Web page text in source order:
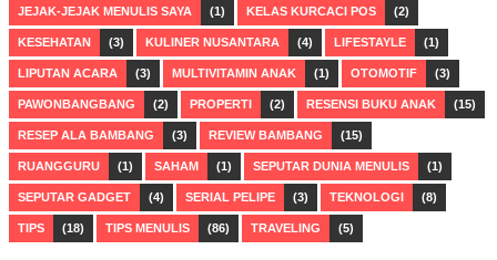
JEJAK-JEJAK MENULIS SAYA (1) KELAS KURCACI POS (2)
KESEHATAN (3) KULINER NUSANTARA (4) LIFESTAYLE (1)
LIPUTAN ACARA (3) MULTIVITAMIN ANAK (1) OTOMOTIF (3)
PAWONBANGBANG (2) PROPERTI (2) RESENSI BUKU ANAK (15)
RESEP ALA BAMBANG (3) REVIEW BAMBANG (15)
RUANGGURU (1) SAHAM (1) SEPUTAR DUNIA MENULIS (1)
SEPUTAR GADGET (4) SERIAL PELIPE (3) TEKNOLOGI (8)
TIPS (18) TIPS MENULIS (86) TRAVELING (5)